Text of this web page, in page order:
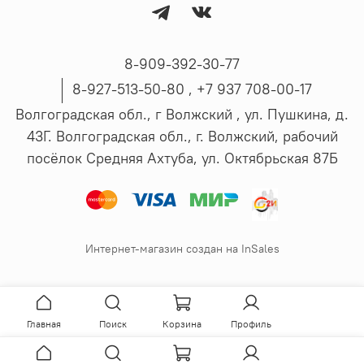
8-909-392-30-77
8-927-513-50-80 , ‪+7 937 708-00-17
Волгоградская обл., г Волжский , ул. Пушкина, д.
43Г. Волгоградская обл., г. Волжский, рабочий
посёлок Средняя Ахтуба, ул. Октябрьская 87Б
Интернет-магазин создан на InSales
Главная Поиск Корзина Профиль